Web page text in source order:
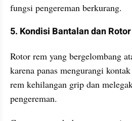
fungsi pengereman berkurang.
5. Kondisi Bantalan dan
Rotor rem yang bergelombang
karena panas mengurangi
rem kehilangan grip dan
pengereman.